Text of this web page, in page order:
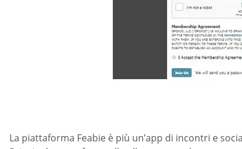
La piattaforma Feabie è più un’app di incontri e